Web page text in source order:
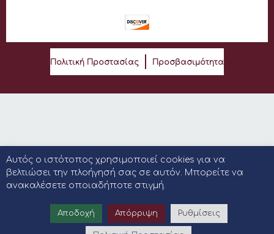
Πολιτική Προστασίας Προσβασιμότητα
Αυτός ο ιστότοπος χρησιμοποιεί cookies για να
βελτιώσει την πλοήγησή σας σε αυτόν. Μπορείτε να
ανακαλέσετε οποιαδήποτε στιγμή.
Αποδοχή Απόρριψη Ρυθμίσεις